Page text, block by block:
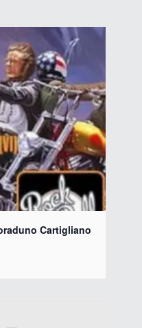
Cartigliano